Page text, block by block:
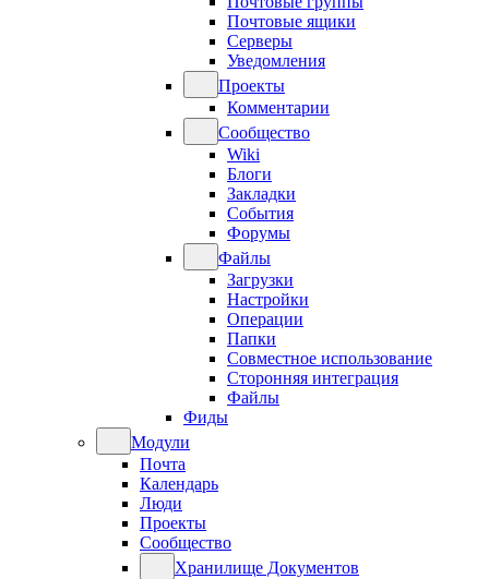
Почтовые ящики
Серверы
Уведомления
Проекты
Комментарии
Сообщество
Wiki
Блоги
Закладки
События
Форумы
Файлы
Загрузки
Настройки
Операции
Папки
Совместное использование
Сторонняя интеграция
Файлы
Фиды
Модули
Почта
Календарь
Люди
Проекты
Сообщество
Хранилище Документов